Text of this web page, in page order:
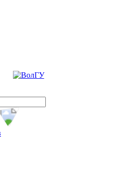
Пожалуйста